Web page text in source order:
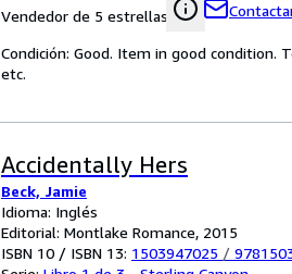
Vendedor de 5 estrellas
Condición: Good. Item in good condition.
etc.
Accidentally Hers
Beck, Jamie
Idioma: Inglés
Editorial: Montlake Romance, 2015
ISBN 10 / ISBN 13: 1503947025 /